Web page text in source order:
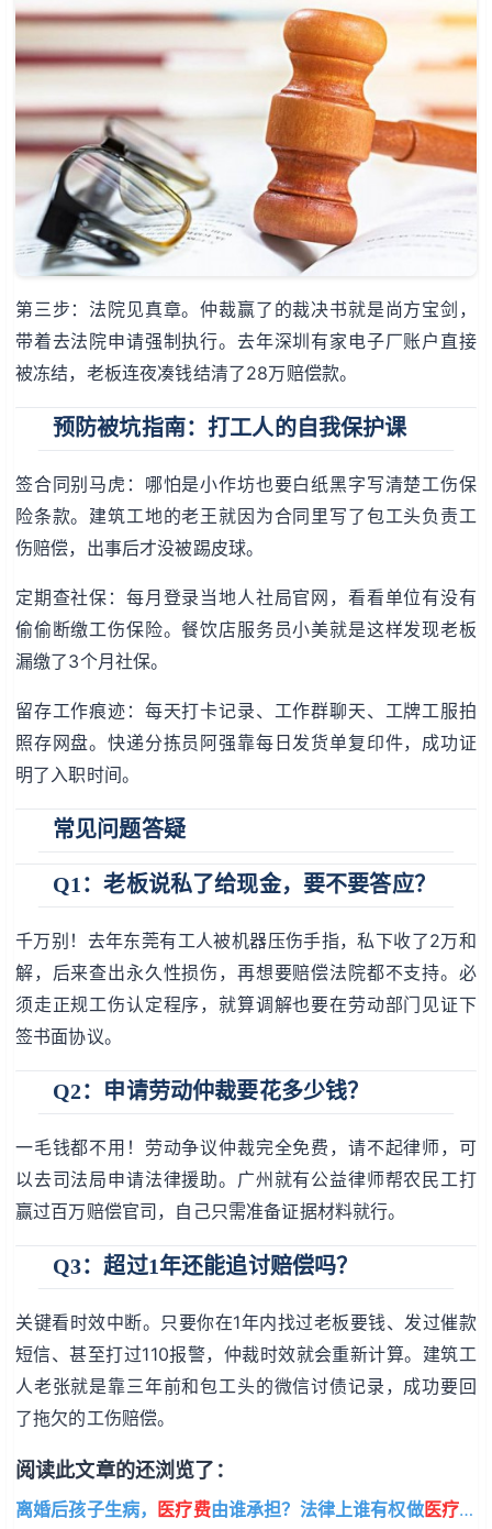
第三步：法院见真章。仲裁赢了的裁决书就是尚方宝剑，
带着去法院申请强制执行。去年深圳有家电子厂账户直接
被冻结，老板连夜凑钱结清了28万赔偿款。
预防被坑指南：打工人的自我保护课
签合同别马虎：哪怕是小作坊也要白纸黑字写清楚工伤保
险条款。建筑工地的老王就因为合同里写了包工头负责工
伤赔偿，出事后才没被踢皮球。
定期查社保：每月登录当地人社局官网，看看单位有没有
偷偷断缴工伤保险。餐饮店服务员小美就是这样发现老板
漏缴了3个月社保。
留存工作痕迹：每天打卡记录、工作群聊天、工牌工服拍
照存网盘。快递分拣员阿强靠每日发货单复印件，成功证
明了入职时间。
常见问题答疑
Q1：老板说私了给现金，要不要答应？
千万别！去年东莞有工人被机器压伤手指，私下收了2万和
解，后来查出永久性损伤，再想要赔偿法院都不支持。必
须走正规工伤认定程序，就算调解也要在劳动部门见证下
签书面协议。
Q2：申请劳动仲裁要花多少钱？
一毛钱都不用！劳动争议仲裁完全免费，请不起律师，可
以去司法局申请法律援助。广州就有公益律师帮农民工打
赢过百万赔偿官司，自己只需准备证据材料就行。
Q3：超过1年还能追讨赔偿吗？
关键看时效中断。只要你在1年内找过老板要钱、发过催款
短信、甚至打过110报警，仲裁时效就会重新计算。建筑工
人老张就是靠三年前和包工头的微信讨债记录，成功要回
了拖欠的工伤赔偿。
阅读此文章的还浏览了：
离婚后孩子生病， 医疗费由谁承担？法律上谁有权做医疗决